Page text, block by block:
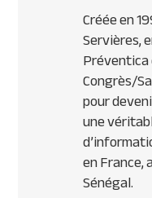
Créée en
Servières,
Congrès/
pour
une
en France,
Sénégal.